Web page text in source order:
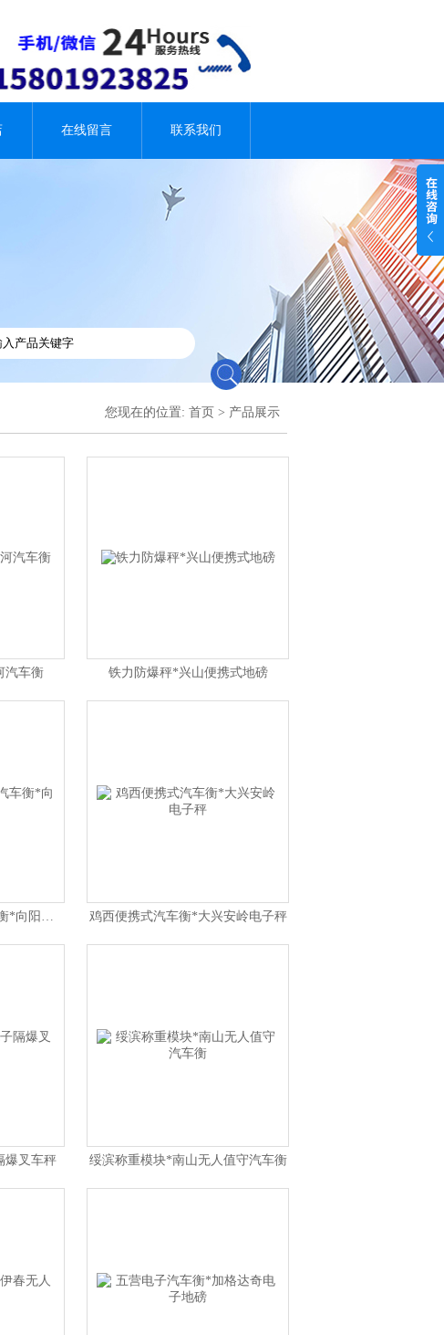
在线留言 联系我们
您现在的位置: 首页 > 产品展示
汽车衡 铁力防爆秤*兴山便携式地磅
伊春称重模块*饶河汽车衡*向阳防爆秤 鸡西便携式汽车衡*大兴安岭电子秤
爆叉车秤 绥滨称重模块*南山无人值守汽车衡